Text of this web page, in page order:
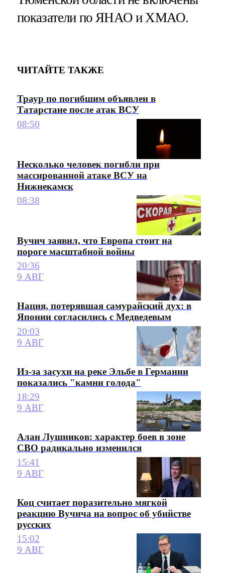
показатели по ЯНАО и ХМАО.
ЧИТАЙТЕ ТАКЖЕ
Траур по погибшим объявлен в
Татарстане после атак ВСУ
08:50
Несколько человек погибли при
массированной атаке ВСУ на
Нижнекамск
08:38
Вучич заявил, что Европа стоит на
пороге масштабной войны
20:36
9 АВГ
Нация, потерявшая самурайский дух: в
Японии согласились с Медведевым
20:03
9 АВГ
Из-за засухи на реке Эльбе в Германии
показались "камни голода"
18:29
9 АВГ
Алан Лушников: характер боев в зоне
СВО радикально изменился
15:41
9 АВГ
Коц считает поразительно мягкой
реакцию Вучича на вопрос об убийстве
русских
15:02
9 АВГ